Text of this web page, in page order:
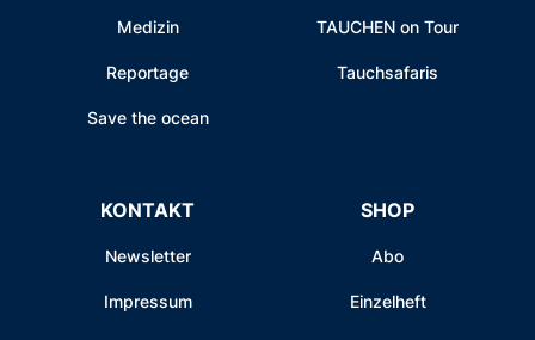
Medizin
Reportage
Save the ocean
TAUCHEN on Tour
Tauchsafaris
KONTAKT
Newsletter
Impressum
SHOP
Abo
Einzelheft